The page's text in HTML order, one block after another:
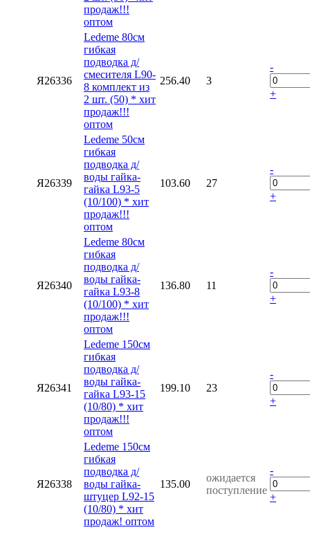
продаж!!!
оптом
Я26336
Ledeme 80см
гибкая
подводка д/
смесителя L90-
8 комплект из
2 шт. (50) * хит
продаж!!!
оптом
256.40 3
-
+
Я26339
Ledeme 50см
гибкая
подводка д/
воды гайка-
гайка L93-5
(10/100) * хит
продаж!!!
оптом
103.60 27
-
+
Я26340
Ledeme 80см
гибкая
подводка д/
воды гайка-
гайка L93-8
(10/100) * хит
продаж!!!
оптом
136.80 11
-
+
Я26341
Ledeme 150см
гибкая
подводка д/
воды гайка-
гайка L93-15
(10/80) * хит
продаж!!!
оптом
199.10 23
-
+
Я26338
Ledeme 150см
гибкая
подводка д/
воды гайка-
штуцер L92-15
(10/80) * хит
продаж! оптом
135.00
ожидается
поступление
-
+